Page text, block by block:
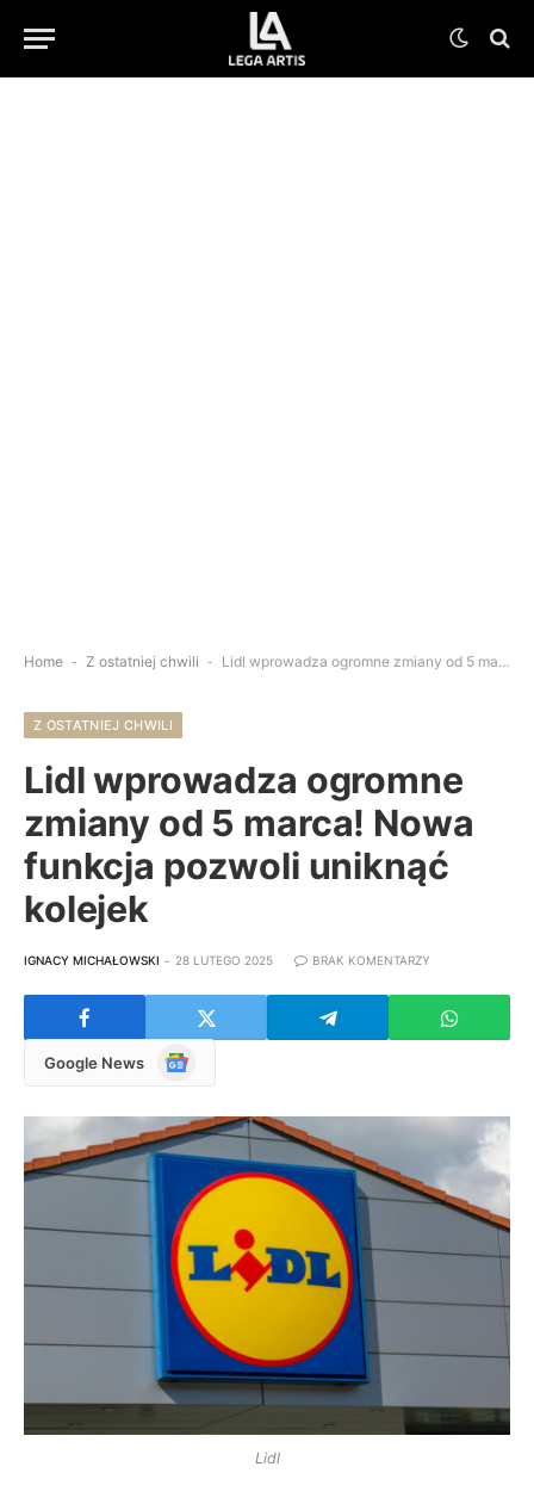
Home - Z ostatniej chwili - Lidl wprowadza ogromne zmiany od 5 marca! Nowa funkcja pozwoli uniknąć kolejek
Z OSTATNIEJ CHWILI
Lidl wprowadza ogromne
zmiany od 5 marca! Nowa
funkcja pozwoli uniknąć
kolejek
IGNACY MICHAŁOWSKI 28 LUTEGO 2025 BRAK KOMENTARZY
Google News
Google
Lidl